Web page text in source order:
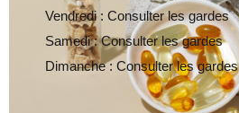
Vendredi : Consulter les gardes
Samedi : Consulter les gardes
Dimanche : Consulter les gardes